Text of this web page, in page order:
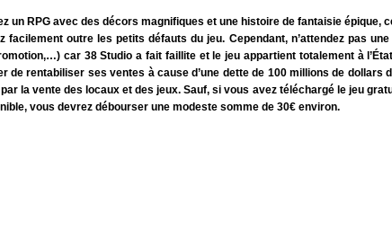
un RPG avec des décors magnifiques et une histoire de fantaisie épique,
facilement outre les petits défauts du jeu. Cependant, n’attendez pas une
car 38 Studio a fait faillite et le jeu appartient totalement à
de rentabiliser ses ventes à cause d’une dette de 100 millions de dollars
la vente des locaux et des jeux. Sauf, si vous avez téléchargé le jeu
vous devrez débourser une modeste somme de 30€ environ.